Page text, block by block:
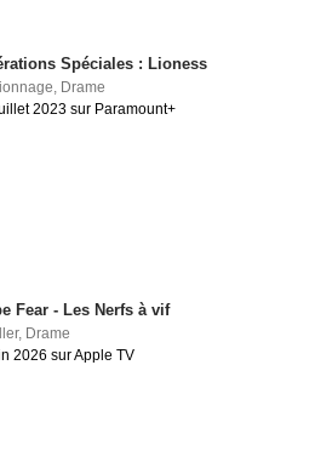
Spéciales : Lioness
, Drame
2023 sur Paramount+
Fear - Les Nerfs à vif
, Drame
2026 sur Apple TV